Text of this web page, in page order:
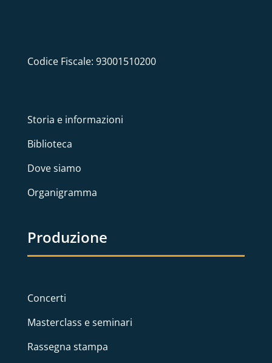
Codice Fiscale: 93001510200
Storia e informazioni
Biblioteca
Dove siamo
Organigramma
Produzione
Concerti
Masterclass e seminari
Rassegna stampa